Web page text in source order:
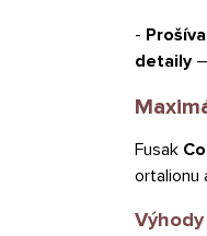
-
detaily
Fusak
ortalionu